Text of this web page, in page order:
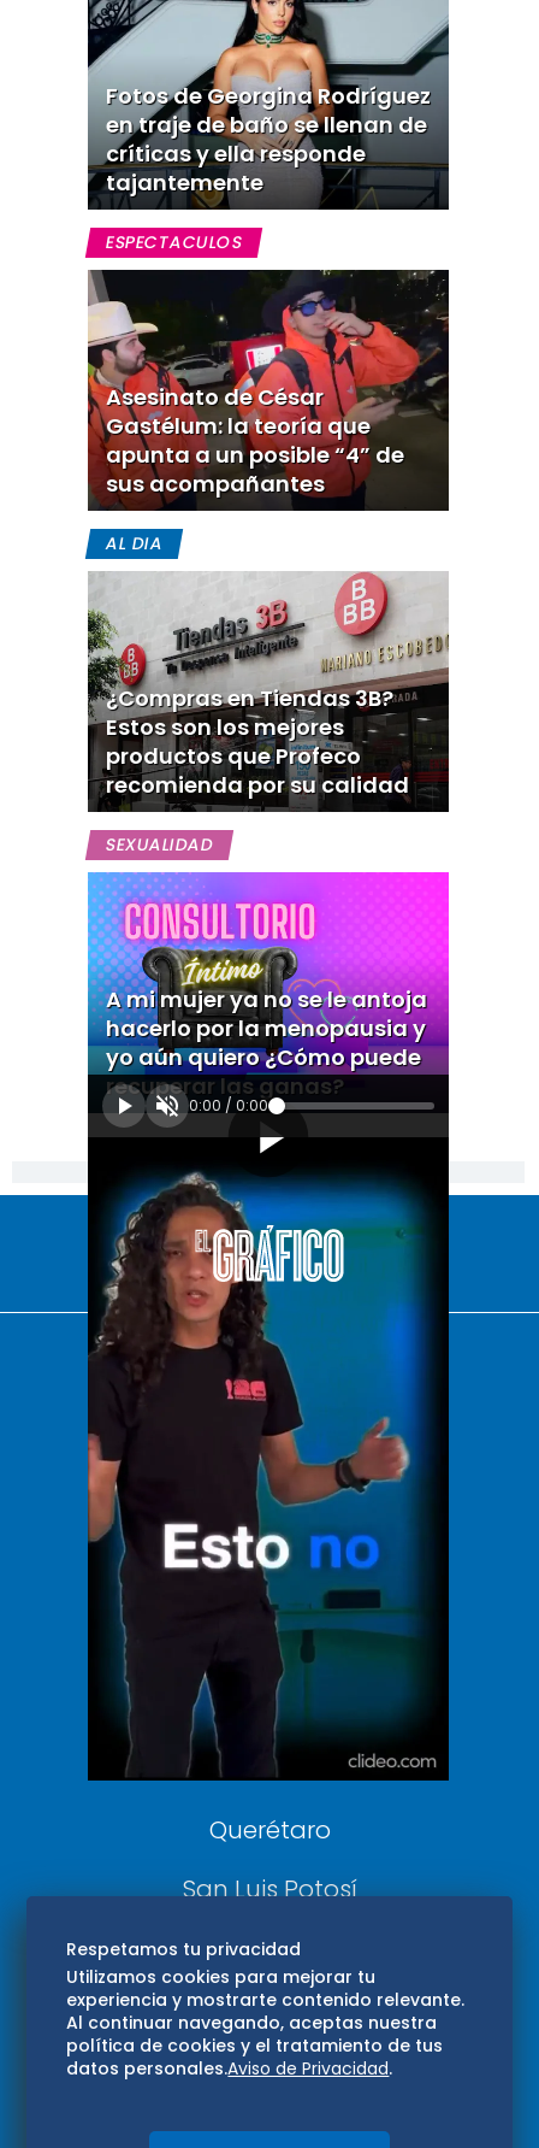
Fotos de Georgina Rodríguez
en traje de baño se llenan de
críticas y ella responde
tajantemente
ESPECTACULOS
Asesinato de César
Gastélum: la teoría que
apunta a un posible “4” de
sus acompañantes
AL DIA
¿Compras en Tiendas 3B?
Estos son los mejores
productos que Profeco
recomienda por su calidad
SEXUALIDAD
A mi mujer ya no se le antoja
hacerlo por la menopausia y
yo aún quiero ¿Cómo puede
recuperar las ganas?
0:00 / 0:00
[Publicidad]
El Universal
Vive USA
Clase
De 10 sports
DeDinero
Confabulario
Aviso Oportuno
Consultas
Querétaro
San Luis Potosí
Edomex
Consultas
Hidalgo
Oaxaca
Respetamos tu privacidad
Utilizamos cookies para mejorar tu
experiencia y mostrarte contenido relevante.
Al continuar navegando, aceptas nuestra
política de cookies y el tratamiento de tus
datos personales.Aviso de Privacidad.